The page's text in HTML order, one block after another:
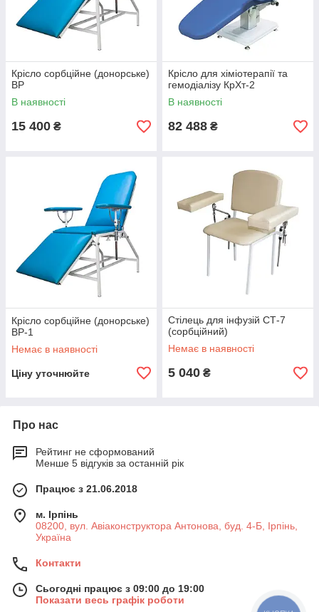
Крісло сорбційне (донорське)
ВР
В наявності
15 400 ₴
Крісло для хіміотерапії та
гемодіалізу КрХт-2
В наявності
82 488 ₴
Крісло сорбційне (донорське)
ВР-1
Немає в наявності
Ціну уточнюйте
Стілець для інфузій СТ-7
(сорбційний)
Немає в наявності
5 040 ₴
Про нас
Рейтинг не сформований
Менше 5 відгуків за останній рік
Працює з 21.06.2018
м. Ірпінь
08200, вул. Авіаконструктора Антонова, буд. 4-Б, Ірпінь,
Україна
Контакти
Сьогодні працює з 09:00 до 19:00
Показати весь графік роботи